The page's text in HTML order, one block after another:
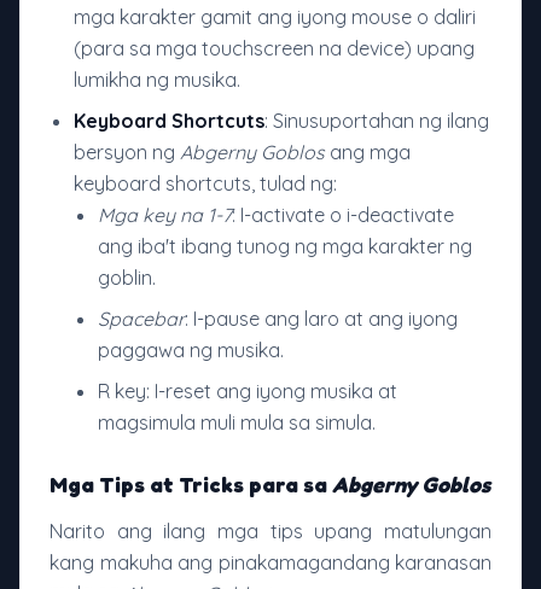
mga karakter gamit ang iyong mouse o daliri
(para sa mga touchscreen na device) upang
lumikha ng musika.
Keyboard Shortcuts: Sinusuportahan ng ilang
bersyon ng Abgerny Goblos ang mga
keyboard shortcuts, tulad ng:
Mga key na 1-7: I-activate o i-deactivate
ang iba't ibang tunog ng mga karakter ng
goblin.
Spacebar: I-pause ang laro at ang iyong
paggawa ng musika.
R key: I-reset ang iyong musika at
magsimula muli mula sa simula.
Mga Tips at Tricks para saAbgerny Goblos
Narito ang ilang mga tips upang matulungan
kang makuha ang pinakamagandang karanasan